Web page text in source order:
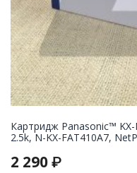
Картридж Panasonic™ KX-
2.5k, N-KX-FAT410A7,
2 290 ₽